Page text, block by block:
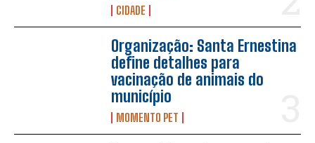
CIDADE
Organização: Santa Ernestina
define detalhes para
vacinação de animais do
município
MOMENTO PET